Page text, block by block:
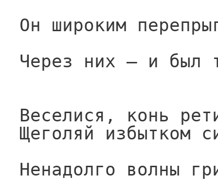
Он широким
Через них — и был
Веселися, конь
Щеголяй избытком
Ненадолго волны